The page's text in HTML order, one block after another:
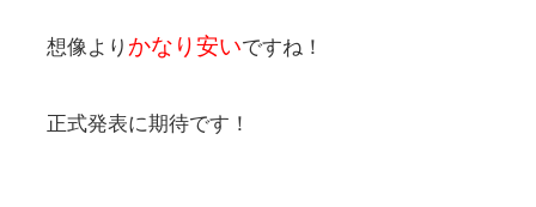
想像より かなり安いですね！
正式発表に期待です！